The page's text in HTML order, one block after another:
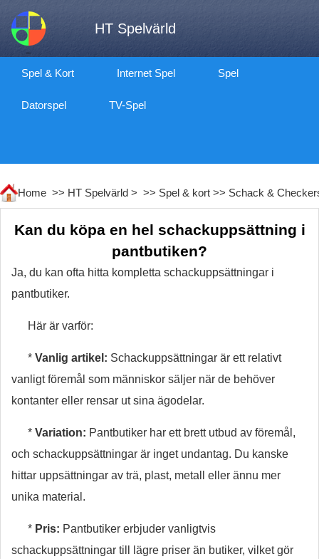
HT Spelvärld
Spel & Kort Internet Spel Spel
Datorspel TV-Spel
Home >> HT Spelvärld > >> Spel & kort >> Schack &
Kan du köpa en hel schackuppsättning i
pantbutiken?
Ja, du kan ofta hitta kompletta schackuppsättningar i
pantbutiker.
Här är varför:
* Vanlig artikel: Schackuppsättningar är ett relativt
vanligt föremål som människor säljer när de behöver
kontanter eller rensar ut sina ägodelar.
* Variation: Pantbutiker har ett brett utbud av föremål,
och schackuppsättningar är inget undantag. Du kanske
hittar uppsättningar av trä, plast, metall eller ännu mer
unika material.
* Pris: Pantbutiker erbjuder vanligtvis
schackuppsättningar till lägre priser än butiker, vilket gör